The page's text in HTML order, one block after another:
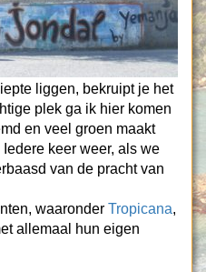
liggen, bekruipt je het
plek ga ik hier komen
en veel groen maakt
keer weer, als we
van de pracht van
waaronder Tropicana,
allemaal hun eigen